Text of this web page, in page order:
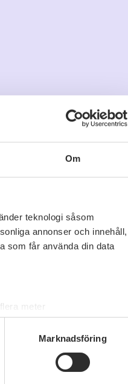
Om
teknologi såsom
annonser och innehåll,
som får använda din data
meter
. Du kan ändra
Marknadsföring
ligger i ett noga urval
skapar en stil som